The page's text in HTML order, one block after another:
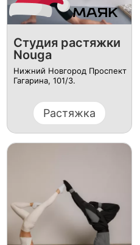
Студия растяжки
Nouga
Нижний Новгород Проспект
Гагарина, 101/3.
Растяжка